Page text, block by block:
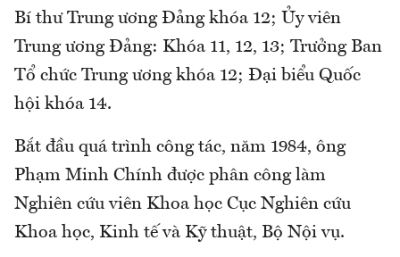
Bí thư Trung ương Đảng khóa 12; Ủy viên
Trung ương Đảng: Khóa 11, 12, 13; Trưởng Ban
Tổ chức Trung ương khóa 12; Đại biểu Quốc
hội khóa 14.
Bắt đầu quá trình công tác, năm 1984, ông
Phạm Minh Chính được phân công làm
Nghiên cứu viên Khoa học Cục Nghiên cứu
Khoa học, Kinh tế và Kỹ thuật, Bộ Nội vụ.